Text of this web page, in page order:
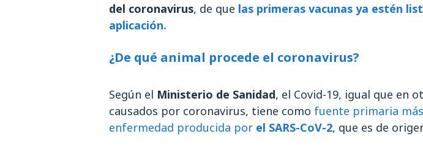
del coronavirus, de que las primeras vacunas ya estén
aplicación.
¿De qué animal procede el coronavirus?
Según el Ministerio de Sanidad, el Covid-19, igual que en
causados por coronavirus, tiene como fuente primaria
enfermedad producida por el SARS-CoV-2, que es de